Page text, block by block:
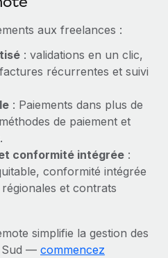
aux freelances :
: validations en un clic,
récurrentes et suivi
: Paiements dans plus de
de paiement et
conformité intégrée :
conformité intégrée
et contrats
simplifie la gestion des
Sud — commencez